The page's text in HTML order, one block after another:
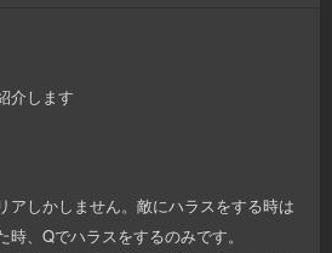
介します
アしかしません。敵にハラスをする時は
、Qでハラスをするのみです。